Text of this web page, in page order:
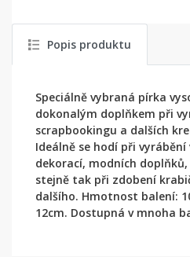
Popis produktu
Speciálně vybraná pírka
dokonalým doplňkem při
scrapbookingu a dalších
Ideálně se hodí při
dekorací, modních
stejně tak při zdobení
dalšího. Hmotnost balení:
12cm. Dostupná v mnoha